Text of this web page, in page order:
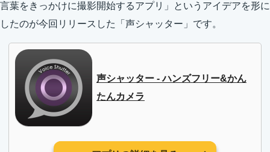
言葉をきっかけに撮影開始するアプリ」というアイデアを形に
したのが今回リリースした「声シャッター」です。
声シャッター - ハンズフリー&かん
たんカメラ